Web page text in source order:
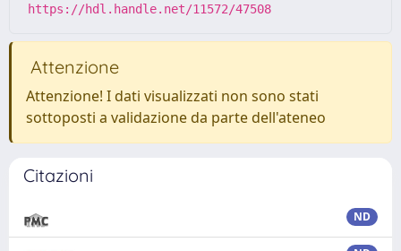
https://hdl.handle.net/11572/47508
Attenzione
Attenzione! I dati visualizzati non sono stati
sottoposti a validazione da parte dell'ateneo
Citazioni
ND